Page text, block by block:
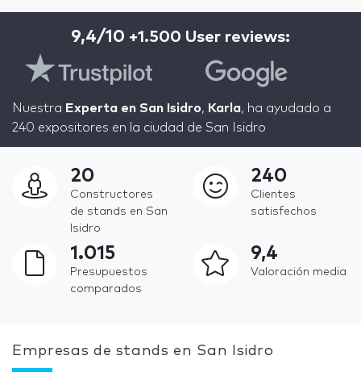
9,4/10 +1.500 User reviews:
Nuestra Experta en San Isidro, Karla, ha ayudado a
240 expositores en la ciudad de San Isidro
20
Constructores
de stands en San
Isidro
240
Clientes
satisfechos
1.015
Presupuestos
comparados
9,4
Valoración media
Empresas de stands en San Isidro